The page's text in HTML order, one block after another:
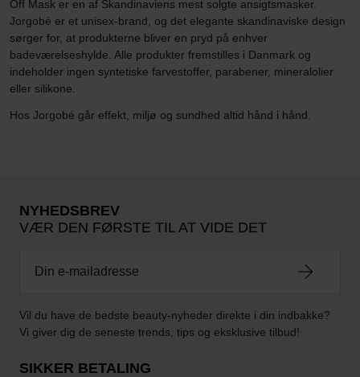
Off Mask er en af Skandinaviens mest solgte ansigtsmasker.
Jorgobé er et unisex-brand, og det elegante skandinaviske design
sørger for, at produkterne bliver en pryd på enhver
badeværelseshylde. Alle produkter fremstilles i Danmark og
indeholder ingen syntetiske farvestoffer, parabener, mineralolier
eller silikone.
Hos Jorgobé går effekt, miljø og sundhed altid hånd i hånd.
NYHEDSBREV
VÆR DEN FØRSTE TIL AT VIDE DET
Vil du have de bedste beauty-nyheder direkte i din indbakke?
Vi giver dig de seneste trends, tips og eksklusive tilbud!
SIKKER BETALING